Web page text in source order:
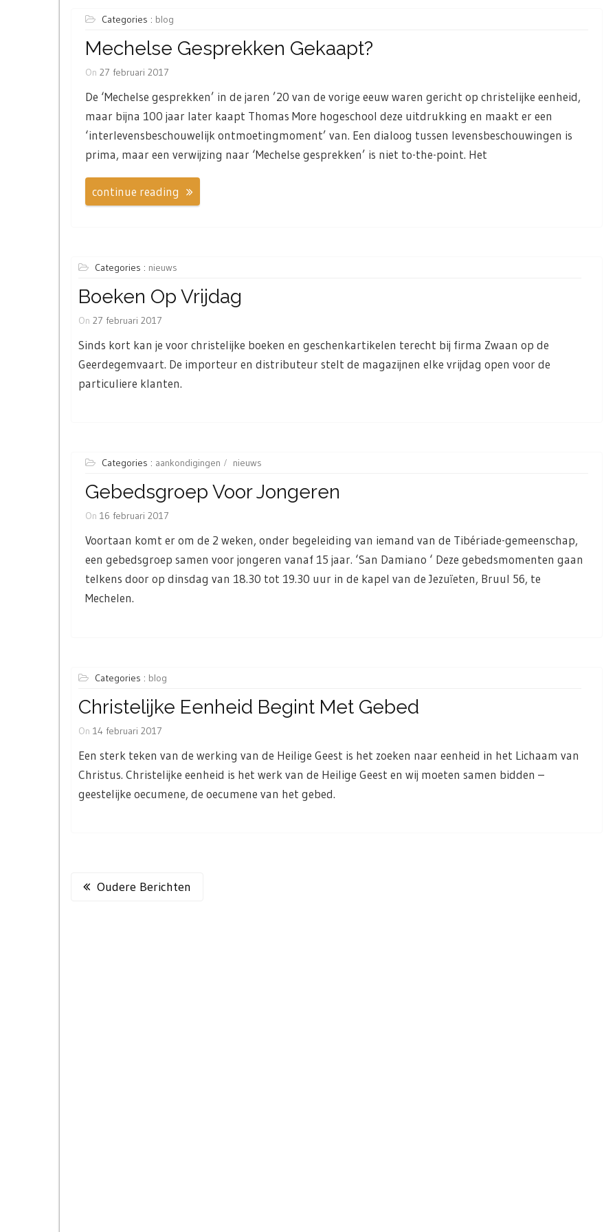
Categories : blog
Mechelse Gesprekken Gekaapt?
On 27 februari 2017
De ‘Mechelse gesprekken’ in de jaren ’20 van de vorige eeuw waren gericht op christelijke eenheid,
maar bijna 100 jaar later kaapt Thomas More hogeschool deze uitdrukking en maakt er een
‘interlevensbeschouwelijk ontmoetingmoment’ van. Een dialoog tussen levensbeschouwingen is
prima, maar een verwijzing naar ‘Mechelse gesprekken’ is niet to-the-point. Het
continue reading
Categories : nieuws
Boeken Op Vrijdag
On 27 februari 2017
Sinds kort kan je voor christelijke boeken en geschenkartikelen terecht bij firma Zwaan op de
Geerdegemvaart. De importeur en distributeur stelt de magazijnen elke vrijdag open voor de
particuliere klanten.
Categories : aankondigingen nieuws
Gebedsgroep Voor Jongeren
On 16 februari 2017
Voortaan komt er om de 2 weken, onder begeleiding van iemand van de Tibériade-gemeenschap,
een gebedsgroep samen voor jongeren vanaf 15 jaar. ‘San Damiano ‘ Deze gebedsmomenten gaan
telkens door op dinsdag van 18.30 tot 19.30 uur in de kapel van de Jezuïeten, Bruul 56, te
Mechelen.
Categories : blog
Christelijke Eenheid Begint Met Gebed
On 14 februari 2017
Een sterk teken van de werking van de Heilige Geest is het zoeken naar eenheid in het Lichaam van
Christus. Christelijke eenheid is het werk van de Heilige Geest en wij moeten samen bidden –
geestelijke oecumene, de oecumene van het gebed.
Oudere Berichten